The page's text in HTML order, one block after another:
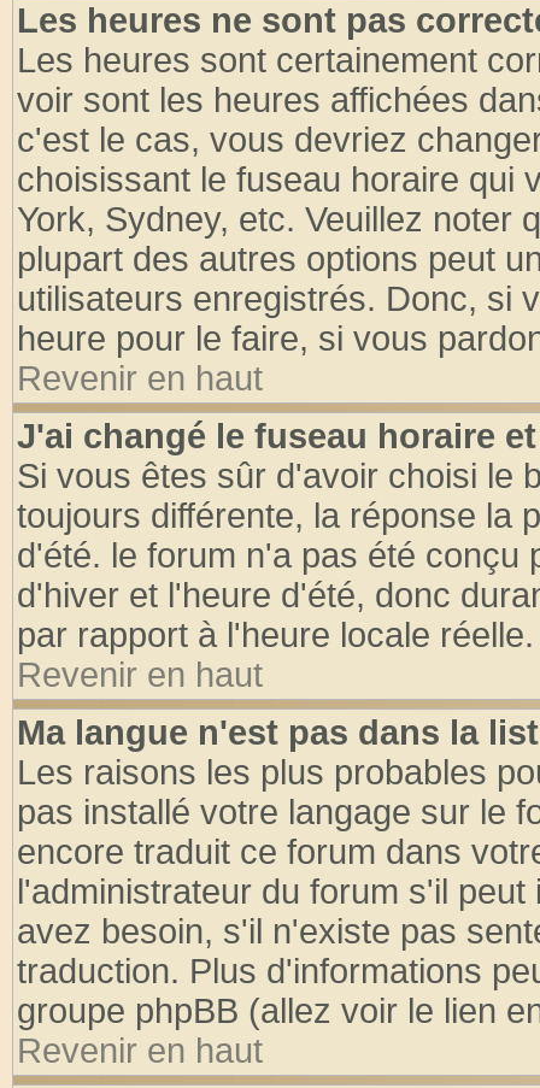
Les heures ne sont pas
Les heures sont certainement
voir sont les heures affichées
c'est le cas, vous devriez
choisissant le fuseau horaire qui
York, Sydney, etc. Veuillez noter
plupart des autres options peut
utilisateurs enregistrés. Donc, si
heure pour le faire, si vous
Revenir en haut
J'ai changé le fuseau horaire
Si vous êtes sûr d'avoir choisi le
toujours différente, la réponse la
d'été. le forum n'a pas été conçu
d'hiver et l'heure d'été, donc
par rapport à l'heure locale réelle.
Revenir en haut
Ma langue n'est pas dans la
Les raisons les plus probables
pas installé votre langage sur le
encore traduit ce forum dans
l'administrateur du forum s'il
avez besoin, s'il n'existe pas
traduction. Plus d'informations
groupe phpBB (allez voir le lien
Revenir en haut